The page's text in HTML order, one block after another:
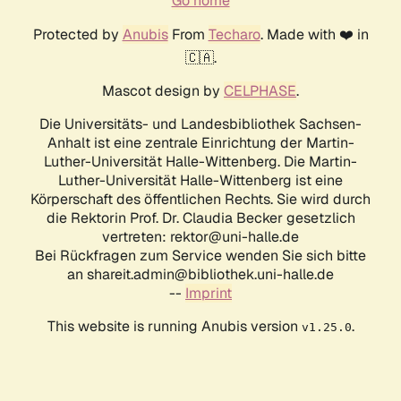
Protected by AnubisFrom Techaro. Made with ❤️ in
🇨🇦.
Mascot design by CELPHASE.
Die Universitäts- und Landesbibliothek Sachsen-
Anhalt ist eine zentrale Einrichtung der Martin-
Luther-Universität Halle-Wittenberg. Die Martin-
Luther-Universität Halle-Wittenberg ist eine
Körperschaft des öffentlichen Rechts. Sie wird durch
die Rektorin Prof. Dr. Claudia Becker gesetzlich
vertreten: rektor@uni-halle.de
Bei Rückfragen zum Service wenden Sie sich bitte
an shareit.admin@bibliothek.uni-halle.de
-- Imprint
This website is running Anubis version v1.25.0.